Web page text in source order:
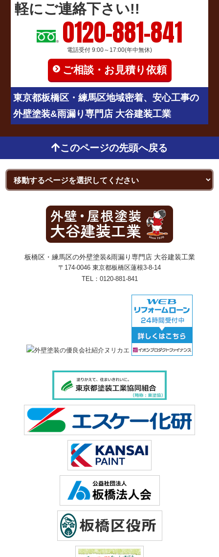
軽にご連絡下さい!!
0120-881-841
電話受付 9:00～17:00(年中無休)
ご相談・お見積り依頼
東京都板橋区・練馬区地域密着、安心工事の
外壁塗装&雨漏り専門店 大谷建装工業
このページの先頭へ戻る
板橋区・練馬区の外壁塗装&雨漏り専門店 大谷建装工業
〒174-0046 東京都板橋区蓮根3-8-14
TEL： 0120-881-841